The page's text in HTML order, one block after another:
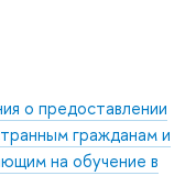
о предоставлении
гражданам и
на обучение в